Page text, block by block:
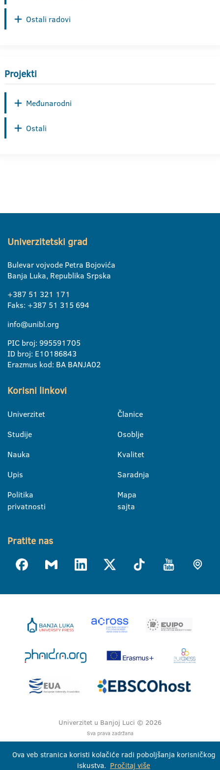
Ostali radovi
Projekti
Međunarodni
Ostali
Univerzitetski grad
Bulevar vojvode Petra Bojovića
Banja Luka, Republika Srpska
+387 51 321 171
Faks: +387 51 315 694
info@unibl.org
PIC broj: 995591705
ID broj: E10186843
Erazmus kod: BA BANJA02
Korisni linkovi
Univerzitet
Studije
Nauka
Upis
Politika
privatnosti
Članice
Osoblje
Kvalitet
Saradnja
Mapa
sajta
Pratite nas
Univerzitet u Banjoj Luci © 2026
Sva prava zadržana
Ova veb stranica koristi kolačiće radi poboljšanja korisničkog
iskustva. Pročitaj više